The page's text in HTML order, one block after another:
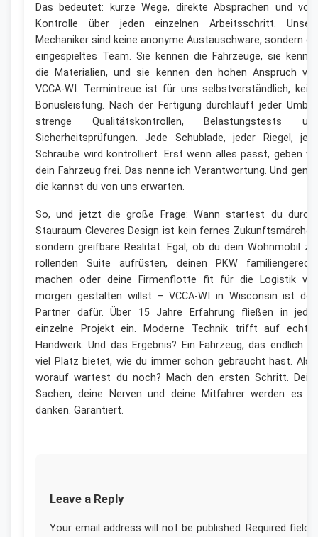
Das bedeutet: kurze Wege, direkte Absprachen und
Kontrolle über jeden einzelnen Arbeitsschritt.
Mechaniker sind keine anonyme Austauschware, sondern
eingespieltes Team. Sie kennen die Fahrzeuge, sie
die Materialien, und sie kennen den hohen Anspruch
VCCA-WI. Termintreue ist für uns selbstverständlich,
Bonusleistung. Nach der Fertigung durchläuft jeder
strenge Qualitätskontrollen, Belastungstests
Sicherheitsprüfungen. Jede Schublade, jeder Riegel,
Schraube wird kontrolliert. Erst wenn alles passt, geben
dein Fahrzeug frei. Das nenne ich Verantwortung. Und
die kannst du von uns erwarten.
So, und jetzt die große Frage: Wann startest du
Stauraum Cleveres Design ist kein fernes
sondern greifbare Realität. Egal, ob du dein Wohnmobil
rollenden Suite aufrüsten, deinen PKW
machen oder deine Firmenflotte fit für die Logistik
morgen gestalten willst – VCCA-WI in Wisconsin ist
Partner dafür. Über 15 Jahre Erfahrung fließen in
einzelne Projekt ein. Moderne Technik trifft auf
Handwerk. Und das Ergebnis? Ein Fahrzeug, das endlich
viel Platz bietet, wie du immer schon gebraucht hast.
worauf wartest du noch? Mach den ersten Schritt.
Sachen, deine Nerven und deine Mitfahrer werden es
danken. Garantiert.
Leave a Reply
Your email address will not be published. Required fields